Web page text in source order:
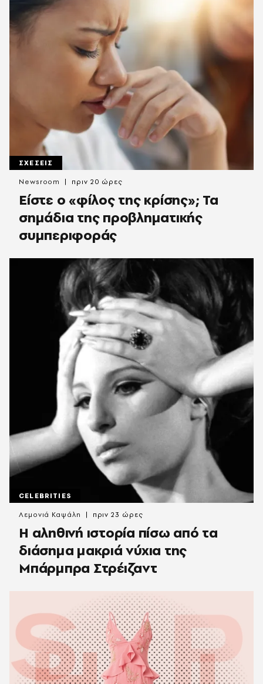
ΣΧΕΣΕΙΣ
Είστε ο «φίλος της κρίσης»; Τα
σημάδια της προβληματικής
συμπεριφοράς
Newsroom πριν 20 ώρες
CELEBRITIES
Η αληθινή ιστορία πίσω από τα
διάσημα μακριά νύχια της
Μπάρμπρα Στρέιζαντ
Λεμονιά Καψάλη πριν 23 ώρες